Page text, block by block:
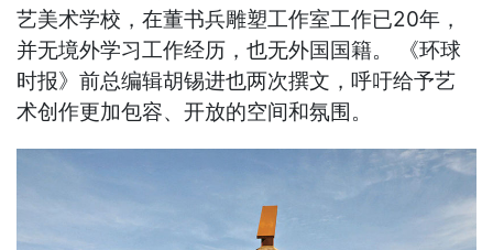
艺美术学校，在董书兵雕塑工作室工作已20年，
并无境外学习工作经历，也无外国国籍。 《环球
时报》前总编辑胡锡进也两次撰文，呼吁给予艺
术创作更加包容、开放的空间和氛围。